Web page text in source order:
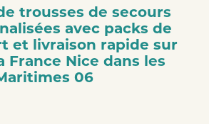
trousses de secours
avec packs de
et livraison rapide sur
France Nice dans les
06